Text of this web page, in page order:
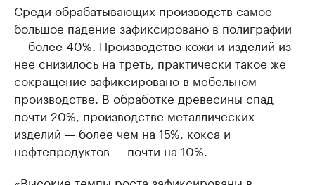
Среди обрабатывающих производств самое
большое падение зафиксировано в полиграфии
— более 40%. Производство кожи и изделий из
нее снизилось на треть, практически такое же
сокращение зафиксировано в мебельном
производстве. В обработке древесины спад
почти 20%, производстве металлических
изделий — более чем на 15%, кокса и
нефтепродуктов — почти на 10%.